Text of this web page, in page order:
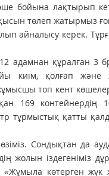
бойына лақтырып
төлеп жатырмыз
айналысу керек.
адамнан құралған 3
киім, қолғап және
топ кент
169 контейнердің
тұрмыстық қатты
Сондықтан да
жолын іздегеніміз
көтерген жүк